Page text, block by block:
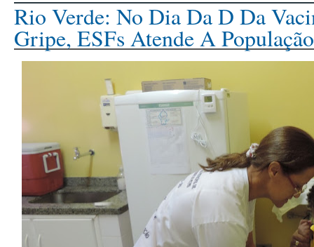
Rio Verde: No Dia Da D Da
Gripe, ESFs Atende A